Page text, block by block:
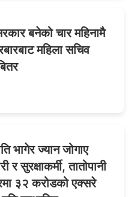
बनेको चार महिनामै
महिला सचिव
भागेर ज्यान जोगाए
र सुरक्षाकर्मी, तातोपानी
३२ करोडको एक्सरे